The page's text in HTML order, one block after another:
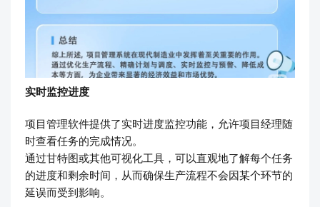
实时监控进度
项目管理软件提供了实时进度监控功能，允许项目经理随
时查看任务的完成情况。
通过甘特图或其他可视化工具，可以直观地了解每个任务
的进度和剩余时间，从而确保生产流程不会因某个环节的
延误而受到影响。